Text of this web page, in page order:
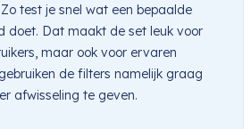
test je snel wat een bepaalde
doet. Dat maakt de set leuk voor
maar ook voor ervaren
de filters namelijk graag
afwisseling te geven.